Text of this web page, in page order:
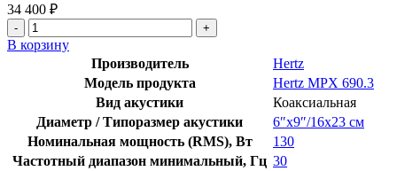
34 400 ₽
Количество
товара
Hertz
В корзину
Производитель
Hertz
Модель продукта
Hertz MPX 690.3
Вид акустики
Коаксиальная
Диаметр / Типоразмер акустики
6″х9″/16х23 см
Номинальная мощность (RMS), Вт
130
Частотный диапазон минимальный, Гц 30